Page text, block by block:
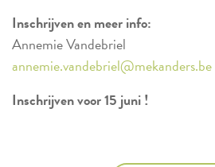
Inschrijven en meer info:
Annemie Vandebriel
annemie.vandebriel@mekanders.be
Inschrijven voor 15 juni !